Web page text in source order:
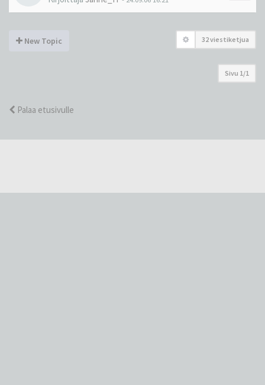
New Topic 32 viestiketjua
Sivu 1/1
Palaa etusivulle